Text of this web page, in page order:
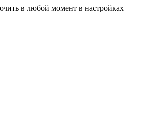
в любой момент в настройках